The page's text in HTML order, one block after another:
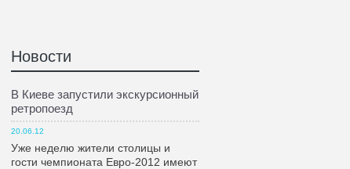
Новости
В Киеве запустили экскурсионный
ретропоезд
20.06.12
Уже неделю жители столицы и
гости чемпионата Евро-2012 имеют